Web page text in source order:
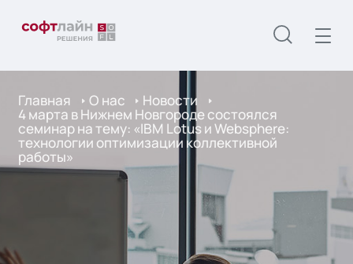
Главная О нас Новости
4 марта в Нижнем Новгороде состоялся
семинар на тему: «IBM Lotus и Websphere:
технологии оптимизации коллективной
работы»